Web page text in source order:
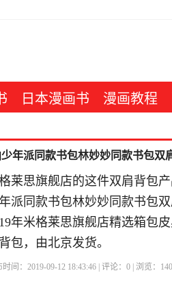
日本漫画书 漫画教程
年派同款书包林妙妙同款书包双
莱思旗舰店的这件双肩背包
派同款书包林妙妙同款书包
年米格莱思旗舰店精选箱包
包，由北京发货。
时间：2019-09-12 18:43:46 | 评论：0 | 浏览： 140